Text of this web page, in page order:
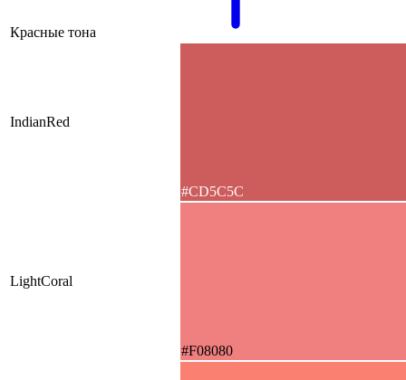
Красные тона
IndianRed
#CD5C5C
LightCoral
#F08080